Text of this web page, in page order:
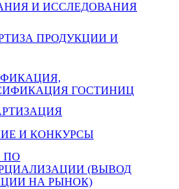
И ИССЛЕДОВАНИЯ
ПРОДУКЦИИ И
ГОСТИНИЦ
И КОНКУРСЫ
ПО
(ВЫВОД
НА РЫНОК)